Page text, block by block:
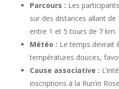
Parcours : Les
sur des distances allant
entre 1 et 5 tours de 7 km.
Météo : Le temps devrait
températures douces,
Cause associative :
inscriptions à la Run’in